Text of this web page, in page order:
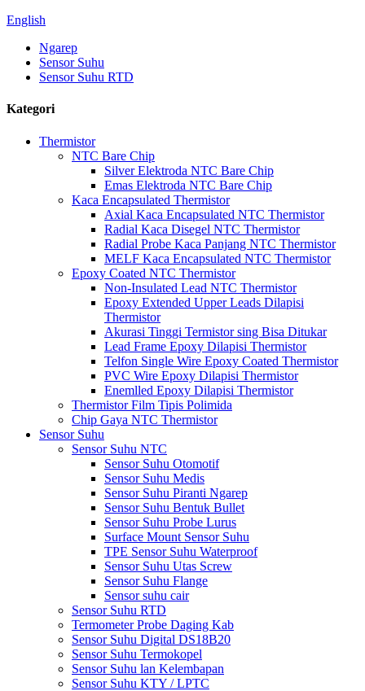
English
Ngarep
Sensor Suhu
Sensor Suhu RTD
Kategori
Thermistor
NTC Bare Chip
Silver Elektroda NTC Bare Chip
Emas Elektroda NTC Bare Chip
Kaca Encapsulated Thermistor
Axial Kaca Encapsulated NTC Thermistor
Radial Kaca Disegel NTC Thermistor
Radial Probe Kaca Panjang NTC Thermistor
MELF Kaca Encapsulated NTC Thermistor
Epoxy Coated NTC Thermistor
Non-Insulated Lead NTC Thermistor
Epoxy Extended Upper Leads Dilapisi
Thermistor
Akurasi Tinggi Termistor sing Bisa Ditukar
Lead Frame Epoxy Dilapisi Thermistor
Telfon Single Wire Epoxy Coated Thermistor
PVC Wire Epoxy Dilapisi Thermistor
Enemlled Epoxy Dilapisi Thermistor
Thermistor Film Tipis Polimida
Chip Gaya NTC Thermistor
Sensor Suhu
Sensor Suhu NTC
Sensor Suhu Otomotif
Sensor Suhu Medis
Sensor Suhu Piranti Ngarep
Sensor Suhu Bentuk Bullet
Sensor Suhu Probe Lurus
Surface Mount Sensor Suhu
TPE Sensor Suhu Waterproof
Sensor Suhu Utas Screw
Sensor Suhu Flange
Sensor suhu cair
Sensor Suhu RTD
Termometer Probe Daging Kab
Sensor Suhu Digital DS18B20
Sensor Suhu Termokopel
Sensor Suhu lan Kelembapan
Sensor Suhu KTY / LPTC